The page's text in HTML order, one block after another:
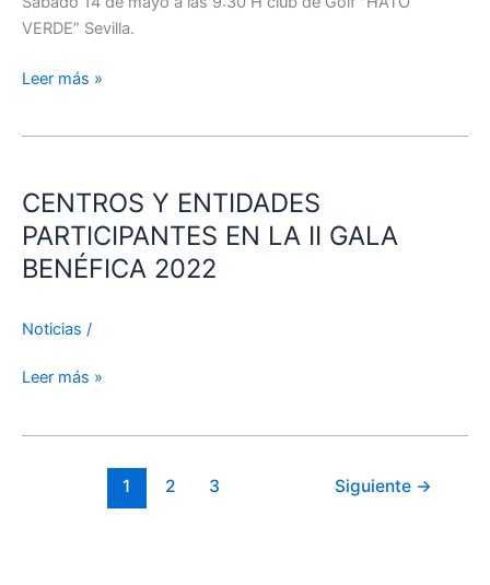
VERDE” Sevilla.
Leer más »
CENTROS Y ENTIDADES
PARTICIPANTES EN LA II GALA
BENÉFICA 2022
Noticias /
ENTIDADES
PARTICIPANTES
EN
LA
GALA
2022
Leer más »
1 2 3 Siguiente →